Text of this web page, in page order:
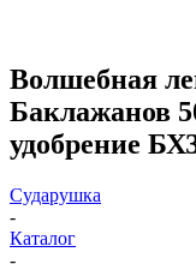
Волшебная
Баклажанов
удобрение
Сударушка
-
Каталог